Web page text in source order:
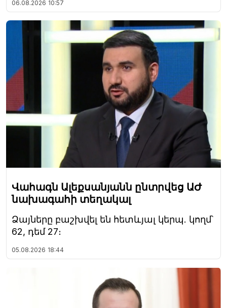
06.08.2026 10:57
Վահագն Ալեքսանյանն ընտրվեց ԱԺ
նախագահի տեղակալ
Ձայները բաշխվել են հետևյալ կերպ. կողմ՝
62, դեմ 27։
05.08.2026 18:44